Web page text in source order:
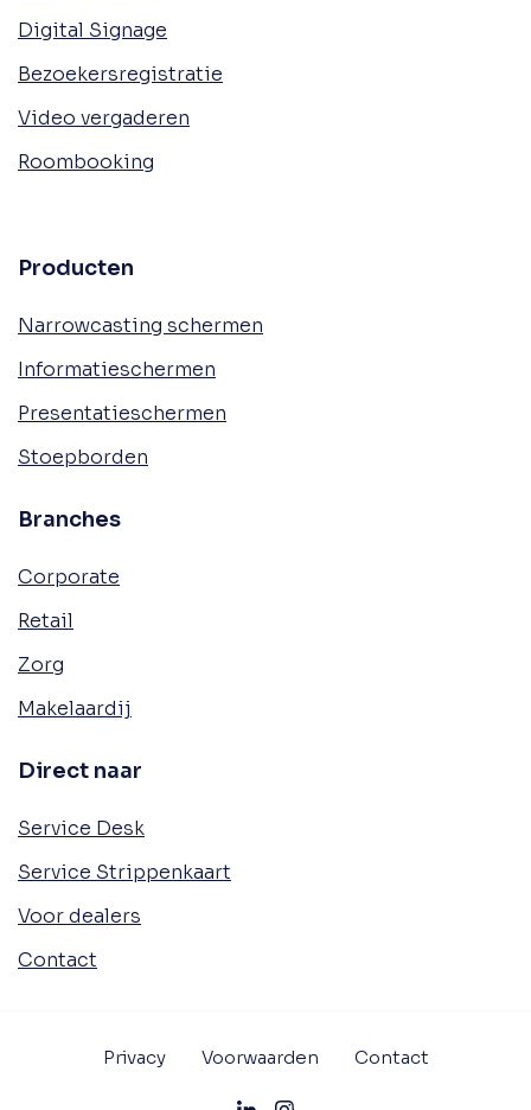
Digital Signage
Bezoekersregistratie
Video vergaderen
Roombooking
Producten
Narrowcasting schermen
Informatieschermen
Presentatieschermen
Stoepborden
Branches
Corporate
Retail
Zorg
Makelaardij
Direct naar
Service Desk
Service Strippenkaart
Voor dealers
Contact
Privacy Voorwaarden Contact